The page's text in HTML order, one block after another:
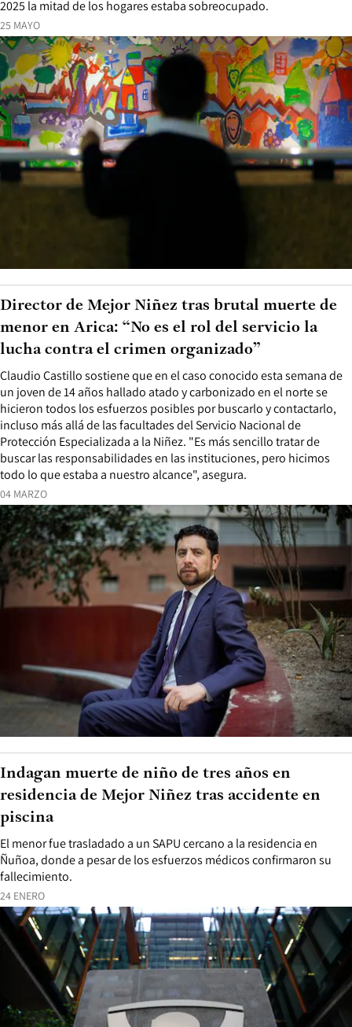
25 MAYO
2025 la mitad de los hogares estaba sobreocupado.
04 MARZO
Claudio Castillo sostiene que en el caso conocido esta semana de
un joven de 14 años hallado atado y carbonizado en el norte se
hicieron todos los esfuerzos posibles por buscarlo y contactarlo,
incluso más allá de las facultades del Servicio Nacional de
Protección Especializada a la Niñez. "Es más sencillo tratar de
buscar las responsabilidades en las instituciones, pero hicimos
todo lo que estaba a nuestro alcance", asegura.
Director de Mejor Niñez tras brutal muerte de
menor en Arica: “No es el rol del servicio la
lucha contra el crimen organizado”
24 ENERO
El menor fue trasladado a un SAPU cercano a la residencia en
Ñuñoa, donde a pesar de los esfuerzos médicos confirmaron su
fallecimiento.
Indagan muerte de niño de tres años en
residencia de Mejor Niñez tras accidente en
piscina